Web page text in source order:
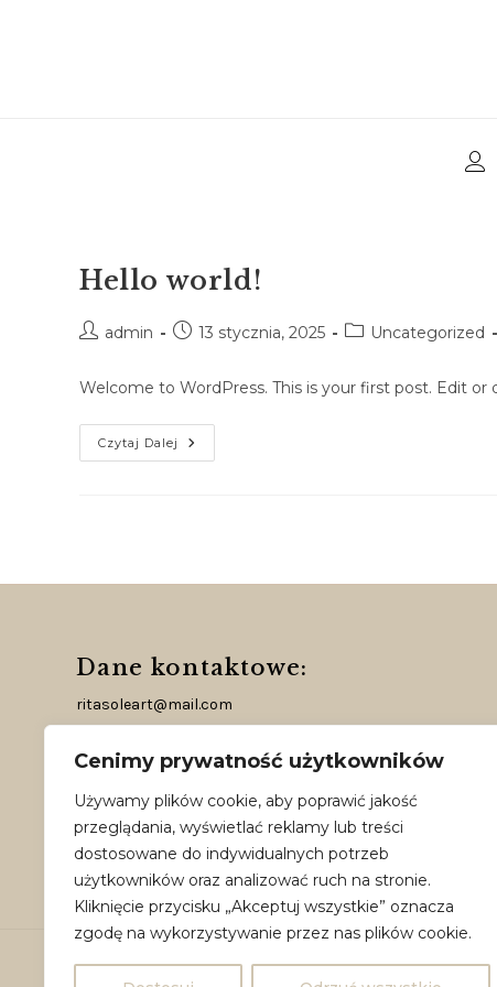
Cenimy prywatność użytkowników
Używamy plików cookie, aby poprawić jakość
przeglądania, wyświetlać reklamy lub treści
dostosowane do indywidualnych potrzeb
użytkowników oraz analizować ruch na stronie.
Kliknięcie przycisku „Akceptuj wszystkie” oznacza
zgodę na wykorzystywanie przez nas plików cookie.
Hello world!
admin 13 stycznia, 2025 Uncategorized
Welcome to WordPress. This is your first post. Edit
Czytaj Dalej
Dane kontaktowe:
ritasoleart@mail.com
TikTok